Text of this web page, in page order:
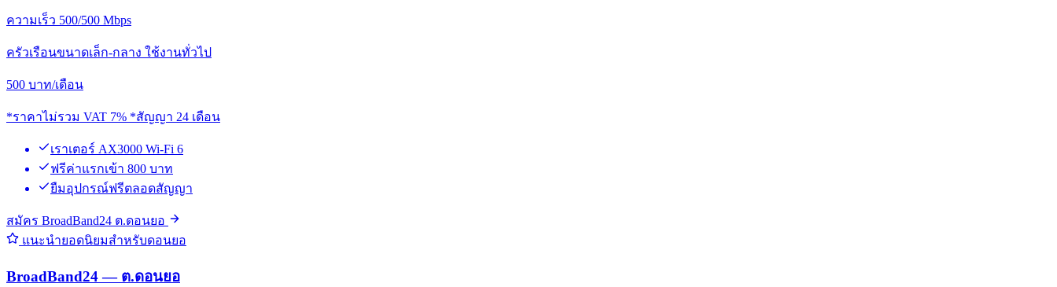
ความเร็ว 500/500 Mbps
ครัวเรือนขนาดเล็ก-กลาง ใช้งานทั่วไป
500 บาท/เดือน
*ราคาไม่รวม VAT 7% *สัญญา 24 เดือน
เราเตอร์ AX3000 Wi-Fi 6
ฟรีค่าแรกเข้า 800 บาท
ยืมอุปกรณ์ฟรีตลอดสัญญา
สมัคร BroadBand24 ต.ดอนยอ
แนะนำยอดนิยมสำหรับดอนยอ
BroadBand24 — ต.ดอนยอ